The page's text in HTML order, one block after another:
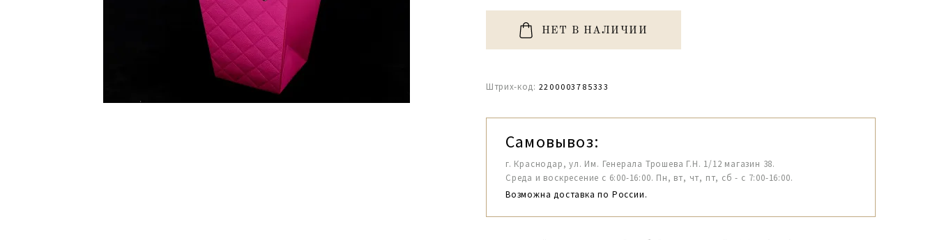
НЕТ В НАЛИЧИИ
Штрих-код: 2200003785333
Самовывоз:
г. Краснодар, ул. Им. Генерала Трошева Г.Н. 1/12 магазин 38.
Среда и воскресение с 6:00-16:00. Пн, вт, чт, пт, сб - с 7:00-16:00.
Возможна доставка по России.